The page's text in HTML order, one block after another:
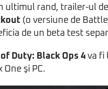
ultimul rand, trailer-ul
(o versiune de
de un beta test
Duty: Black Ops 4 va fi
One şi PC.